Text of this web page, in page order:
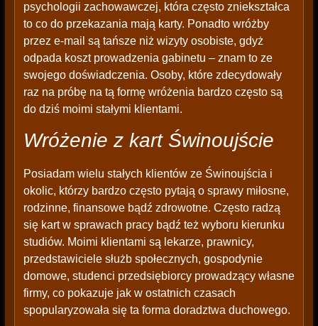
psychologii zachowawczej, która często zniekształca
to co do przekazania mają karty. Ponadto wróżby
przez e-mail są tańsze niż wizyty osobiste, gdyż
odpada koszt prowadzenia gabinetu – znam to ze
swojego doświadczenia. Osoby, które zdecydowały
raz na próbę na tą formę wróżenia bardzo często są
do dziś moimi stałymi klientami.
Wróżenie z kart Świnoujście
Posiadam wielu stałych klientów ze Świnoujścia i
okolic, którzy bardzo często pytają o sprawy miłosne,
rodzinne, finansowe bądź zdrowotne. Często radzą
się kart w sprawach pracy bądź też wyboru kierunku
studiów. Moimi klientami są lekarze, prawnicy,
przedstawiciele służb społecznych, gospodynie
domowe, studenci przedsiębiorcy prowadzący własne
firmy, co pokazuje jak w ostatnich czasach
spopularyzowała się ta forma doradztwa duchowego.